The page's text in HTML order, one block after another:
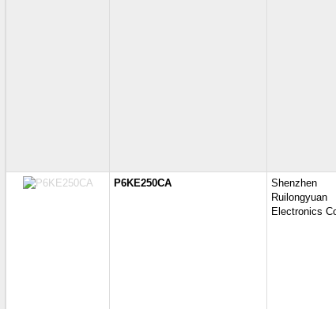
P6KE250CA
Shenzhen
Ruilongyuan
Electronics